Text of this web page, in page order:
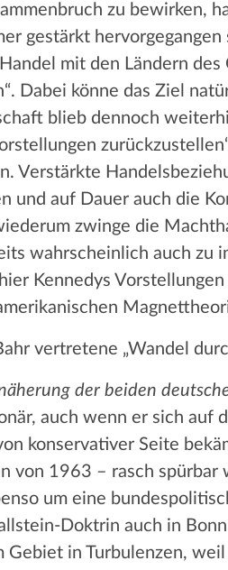
zu bewirken,
gestärkt
mit den Ländern
Dabei könne das Ziel
blieb dennoch
Verstärkte
und auf Dauer auch die
zwinge die
wahrscheinlich auch zu
Kennedys
vertretene „Wandel
der beiden
auch wenn er sich auf
konservativer Seite
von 1963 – rasch
um eine
Doktrin auch in
Gebiet in Turbulenzen,